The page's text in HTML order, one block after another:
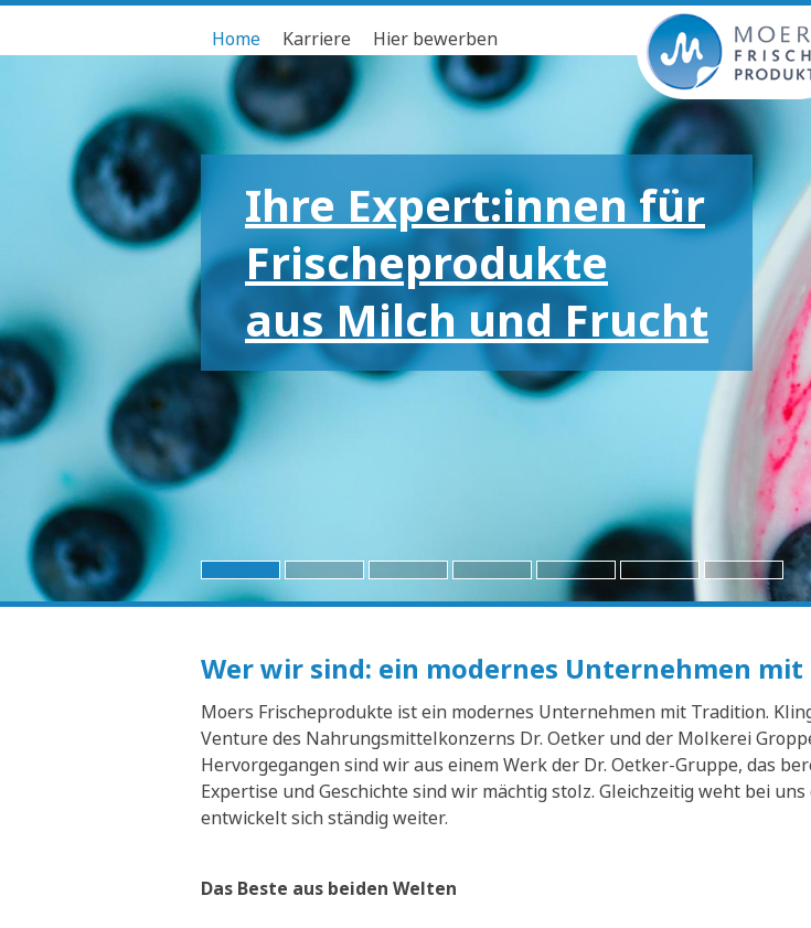
Home Karriere Hier bewerben
Ihre Expert:innen für
Frischeprodukte
aus Milch und Frucht
Wer wir sind: ein modernes Unternehmen
Moers Frischeprodukte ist ein modernes Unternehmen mit Tradition.
Venture des Nahrungsmittelkonzerns Dr. Oetker und der Molkerei
Hervorgegangen sind wir aus einem Werk der Dr. Oetker-Gruppe, das
Expertise und Geschichte sind wir mächtig stolz. Gleichzeitig weht bei
entwickelt sich ständig weiter.
Das Beste aus beiden Welten